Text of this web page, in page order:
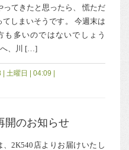
てきたと思ったら、 慌ただ
てしまいそうです。 今週末は
も多いのではないでしょう
へ、川 […]
土曜日 | 04:09 |
開のお知らせ
、2K540店よりお届けいたし